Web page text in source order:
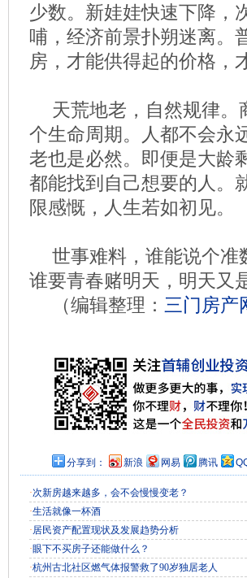
少数。新娃娃快速下降，
哺，经济前景扑朔迷离。
房，才能供得起的价格，
天荒地老，自然规律
个生命周期。人都不会永
老也是必然。即便是大龄
都能找到自己想要的人。
限感慨，人生若如初见。
世事难料，谁能说个准
谁要青春赌明天，明天又
（编辑整理： 三门房产
分享到： 新浪 网易 腾讯
·次新房越来越多，会不会慢慢变老？
·生活就像一杯酒
·居民资产配置现状及发展趋势分析
·眼下不买房子还能做什么？
·杭州古北社区燃气体报警救了90岁独居老人